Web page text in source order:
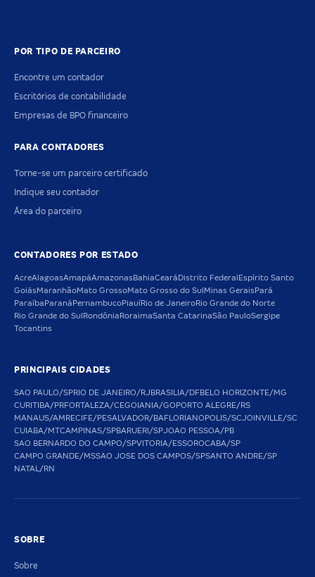
POR TIPO DE PARCEIRO
Encontre um contador
Escritórios de contabilidade
Empresas de BPO financeiro
PARA CONTADORES
Torne-se um parceiro certificado
Indique seu contador
Área do parceiro
CONTADORES POR ESTADO
AcreAlagoasAmapáAmazonas BahiaCeará Distrito Federal Espírito Santo
GoiásMaranhãoMato GrossoMato Grosso do Sul Minas Gerais Pará
Paraíba Paraná PernambucoPiauíRio de JaneiroRio Grande do Norte
Rio Grande do Sul Rondônia RoraimaSanta CatarinaSão PauloSergipe
Tocantins
PRINCIPAIS CIDADES
SAO PAULO/SPRIO DE JANEIRO/RJBRASILIA/DFBELO HORIZONTE/MG
CURITIBA/PRFORTALEZA/CEGOIANIA/GOPORTO ALEGRE/RS
MANAUS/AMRECIFE/PESALVADOR/BAFLORIANOPOLIS/SCJOINVILLE/SC
CUIABA/MTCAMPINAS/SPBARUERI/SPJOAO PESSOA/PB
SAO BERNARDO DO CAMPO/SPVITORIA/ESSOROCABA/SP
CAMPO GRANDE/MSSAO JOSE DOS CAMPOS/SPSANTO ANDRE/SP
NATAL/RN
SOBRE
Sobre